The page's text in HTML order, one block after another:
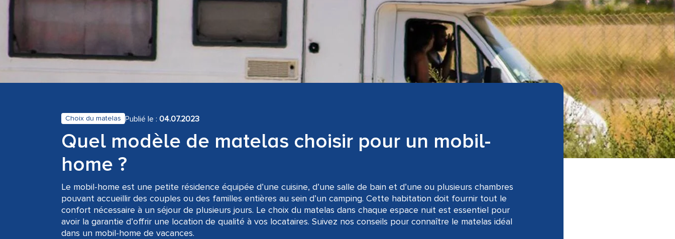
Choix du matelas Publié le : 04.07.2023
Quel modèle de matelas choisir pour un mobil-
home ?
Le mobil-home est une petite résidence équipée d’une cuisine, d’une salle de bain et d’une ou plusieurs chambres
pouvant accueillir des couples ou des familles entières au sein d’un camping. Cette habitation doit fournir tout le
confort nécessaire à un séjour de plusieurs jours. Le choix du matelas dans chaque espace nuit est essentiel pour
avoir la garantie d’offrir une location de qualité à vos locataires. Suivez nos conseils pour connaître le matelas idéal
dans un mobil-home de vacances.